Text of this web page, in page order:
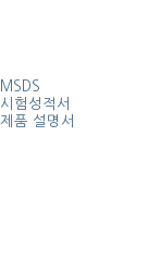
MSDS
시험성적서
제품 설명서